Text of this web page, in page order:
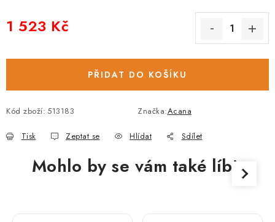
1 523 Kč
PŘIDAT DO KOŠÍKU
Kód zboží: 513183 Značka:Acana
Tisk Zeptat se Hlídat Sdílet
Mohlo by se vám také líbit